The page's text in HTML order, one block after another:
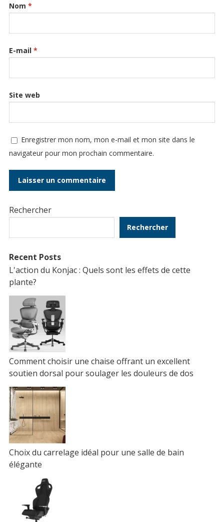
Nom *
E-mail *
Site web
Enregistrer mon nom, mon e-mail et mon site dans le
navigateur pour mon prochain commentaire.
Rechercher
Rechercher
Recent Posts
L'action du Konjac : Quels sont les effets de cette
plante?
Comment choisir une chaise offrant un excellent
soutien dorsal pour soulager les douleurs de dos
Choix du carrelage idéal pour une salle de bain
élégante